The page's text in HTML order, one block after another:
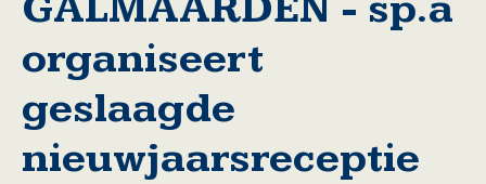
organiseert
geslaagde
nieuwjaarsreceptie